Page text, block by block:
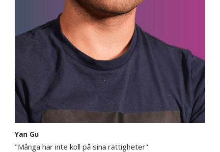
Yan Gu
"Många har inte koll på sina rättigheter"